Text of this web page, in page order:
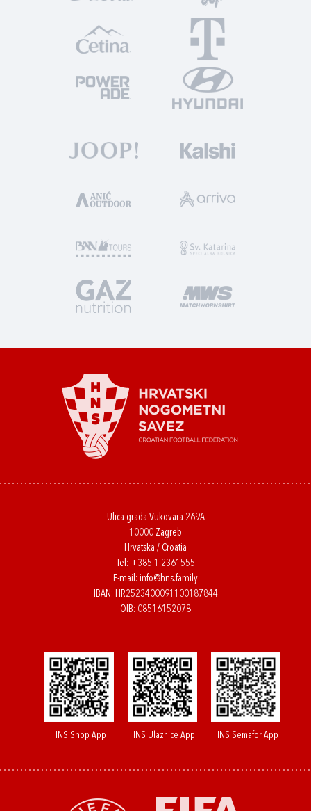
Ulica grada Vukovara 269A
10000 Zagreb
Hrvatska / Croatia
Tel: +385 1 2361555
E-mail: info@hns.family
IBAN: HR2523400091100187844
OIB: 08516152078
HNS Shop App HNS Ulaznice App HNS Semafor App